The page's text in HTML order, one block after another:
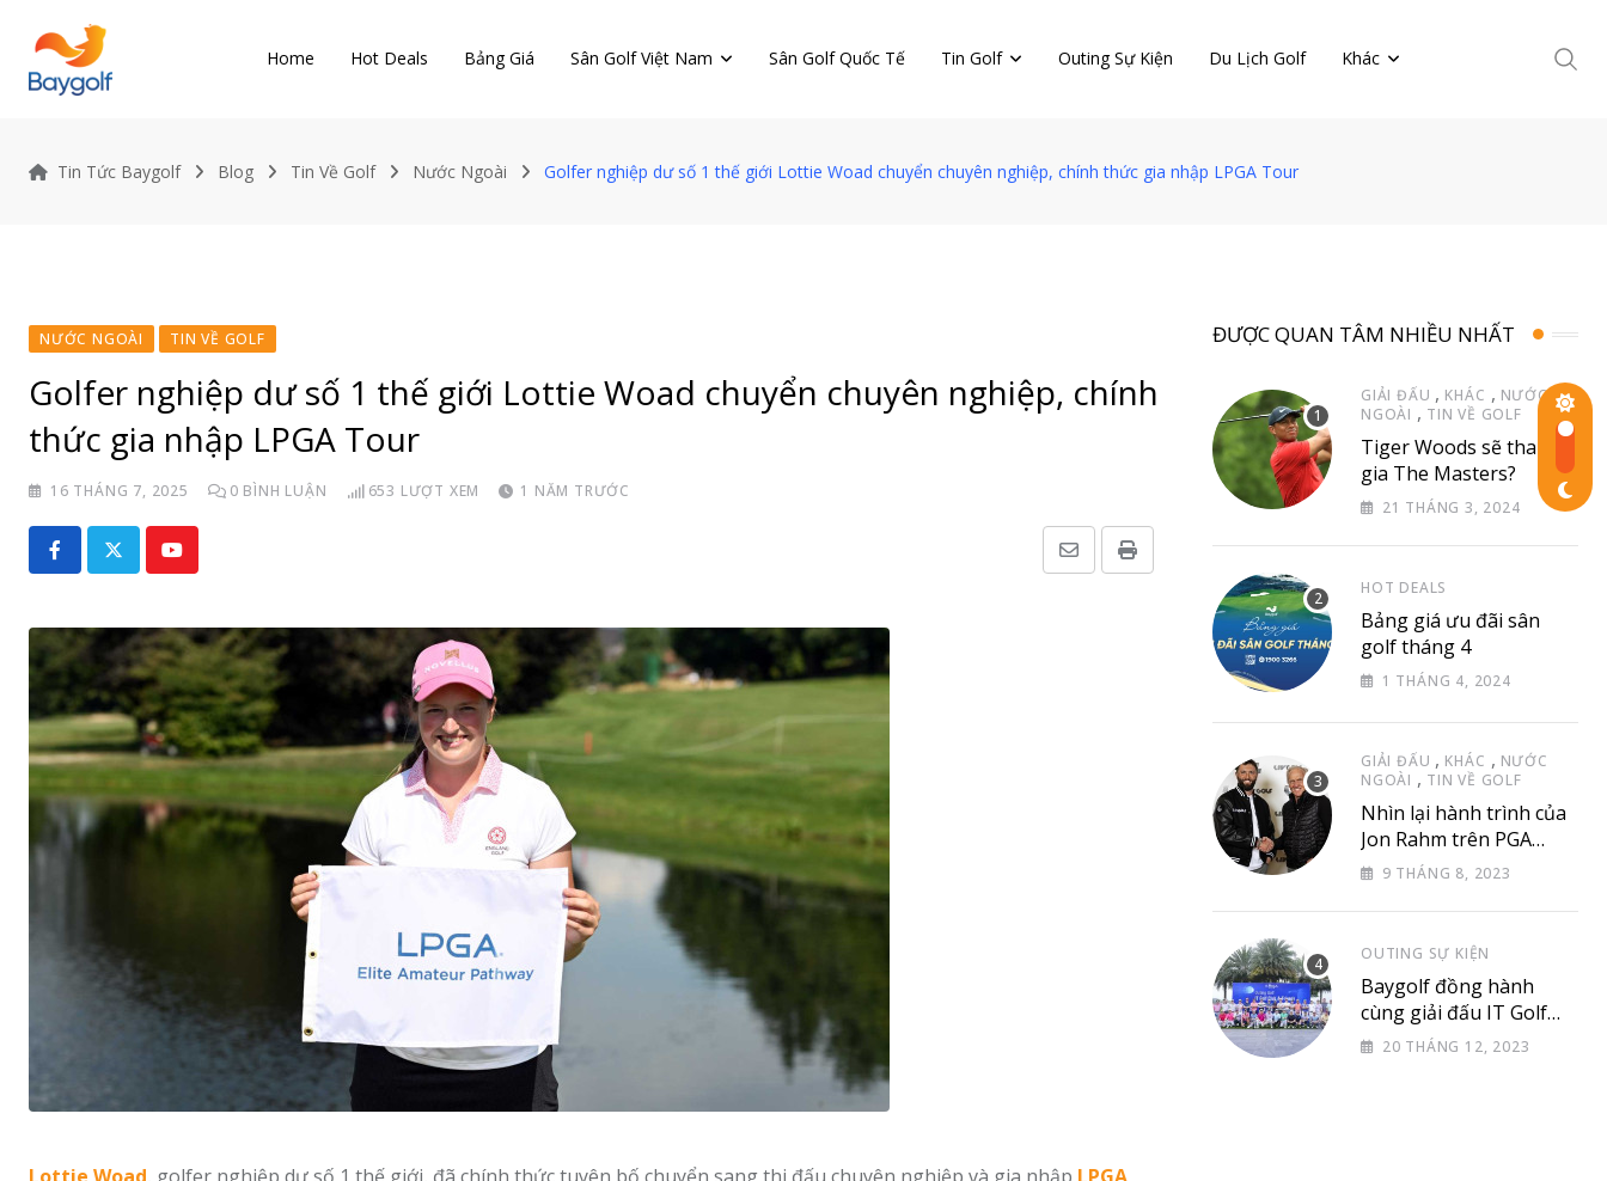
content
Home Hot Deals Bảng Giá Sân Golf Việt Nam Sân Golf Quốc Tế Tin Golf Outing Sự Kiện Du Lịch Golf Khác
Tin Tức Baygolf Blog Tin Về Golf Nước Ngoài Golfer nghiệp dư số 1 thế giới Lottie Woad chuyển chuyên nghiệp, chính thức gia nhập LPGA Tour
NƯỚC NGOÀI TIN VỀ GOLF
Golfer nghiệp dư số 1 thế giới Lottie Woad chuyển chuyên nghiệp, chính
thức gia nhập LPGA Tour
16 THÁNG 7, 2025 0 BÌNH LUẬN 653 LƯỢT XEM 1 NĂM TRƯỚC
Youtube Print
Share
ĐƯỢC QUAN TÂM NHIỀU NHẤT
GIẢI ĐẤU , KHÁC , NƯỚC
NGOÀI , TIN VỀ GOLF
Tiger Woods sẽ tham
gia The Masters?
21 THÁNG 3, 2024
HOT DEALS
Bảng giá ưu đãi sân
golf tháng 4
1 THÁNG 4, 2024
GIẢI ĐẤU , KHÁC , NƯỚC
NGOÀI , TIN VỀ GOLF
Nhìn lại hành trình của
Jon Rahm trên PGA
Tour9 THÁNG 8, 2023
OUTING SỰ KIỆN
Baygolf đồng hành
cùng giải đấu IT Golf
Club & Friend
20 THÁNG 12, 2023